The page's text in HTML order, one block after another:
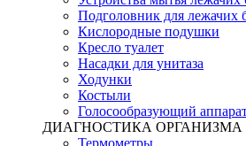
Подголовник для лежачих
Кислородные подушки
Кресло туалет
Насадки для унитаза
Ходунки
Костыли
Голосообразующий
ДИАГНОСТИКА ОРГАНИЗМА
Термометры